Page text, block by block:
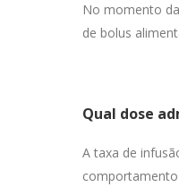
No momento
de bolus
Qual dose
A taxa de